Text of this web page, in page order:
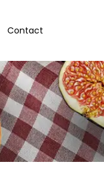
Contact